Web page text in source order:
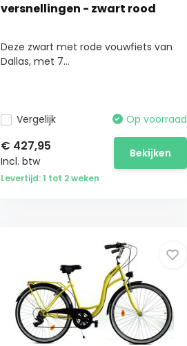
versnellingen - zwart rood
Deze zwart met rode vouwfiets van
Dallas, met 7...
Vergelijk Op voorraad
€ 427,95
Incl. btw
Bekijken
Levertijd: 1 tot 2 weken